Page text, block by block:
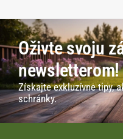
Oživte svoju
newsletterom!
Získajte exkluzívne tipy,
schránky.